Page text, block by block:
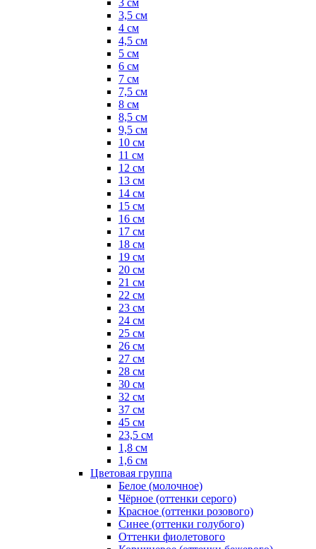
3 см
3,5 см
4 см
4,5 см
5 см
6 см
7 см
7,5 см
8 см
8,5 см
9,5 см
10 см
11 см
12 см
13 см
14 см
15 см
16 см
17 см
18 см
19 см
20 см
21 см
22 см
23 см
24 см
25 см
26 см
27 см
28 см
30 см
32 см
37 см
45 см
23,5 см
1,8 см
1,6 см
Цветовая группа
Белое (молочное)
Чёрное (оттенки серого)
Красное (оттенки розового)
Синее (оттенки голубого)
Оттенки фиолетового